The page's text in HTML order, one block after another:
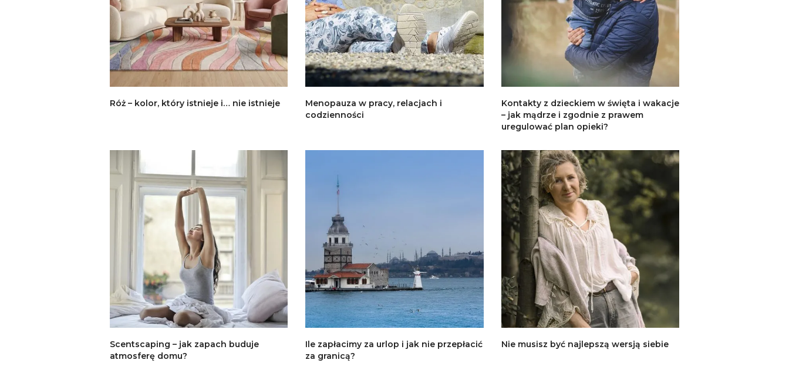
Róż – kolor, który istnieje i… nie istnieje
Menopauza w pracy, relacjach i
codzienności
Kontakty z dzieckiem w święta i wakacje
– jak mądrze i zgodnie z prawem
uregulować plan opieki?
Scentscaping – jak zapach buduje
atmosferę domu?
Ile zapłacimy za urlop i jak nie przepłacić
za granicą?
Nie musisz być najlepszą wersją siebie